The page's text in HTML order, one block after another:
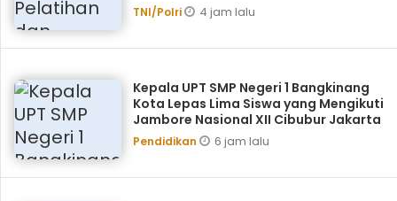
TNI/Polri 4 jam lalu
Kepala UPT SMP Negeri 1 Bangkinang
Kota Lepas Lima Siswa yang Mengikuti
Jambore Nasional XII Cibubur Jakarta
Pendidikan 6 jam lalu